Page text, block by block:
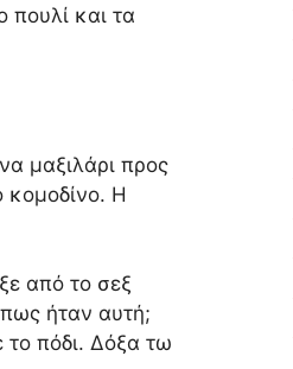
πουλί και τα
μαξιλάρι προς
κομοδίνο. Η
από το σεξ
ήταν αυτή;
πόδι. Δόξα τω